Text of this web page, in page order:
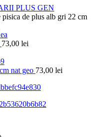
PLUS GEN
pisica de plus alb gri 22 cm
73,00 lei
nat geo 73,00 lei